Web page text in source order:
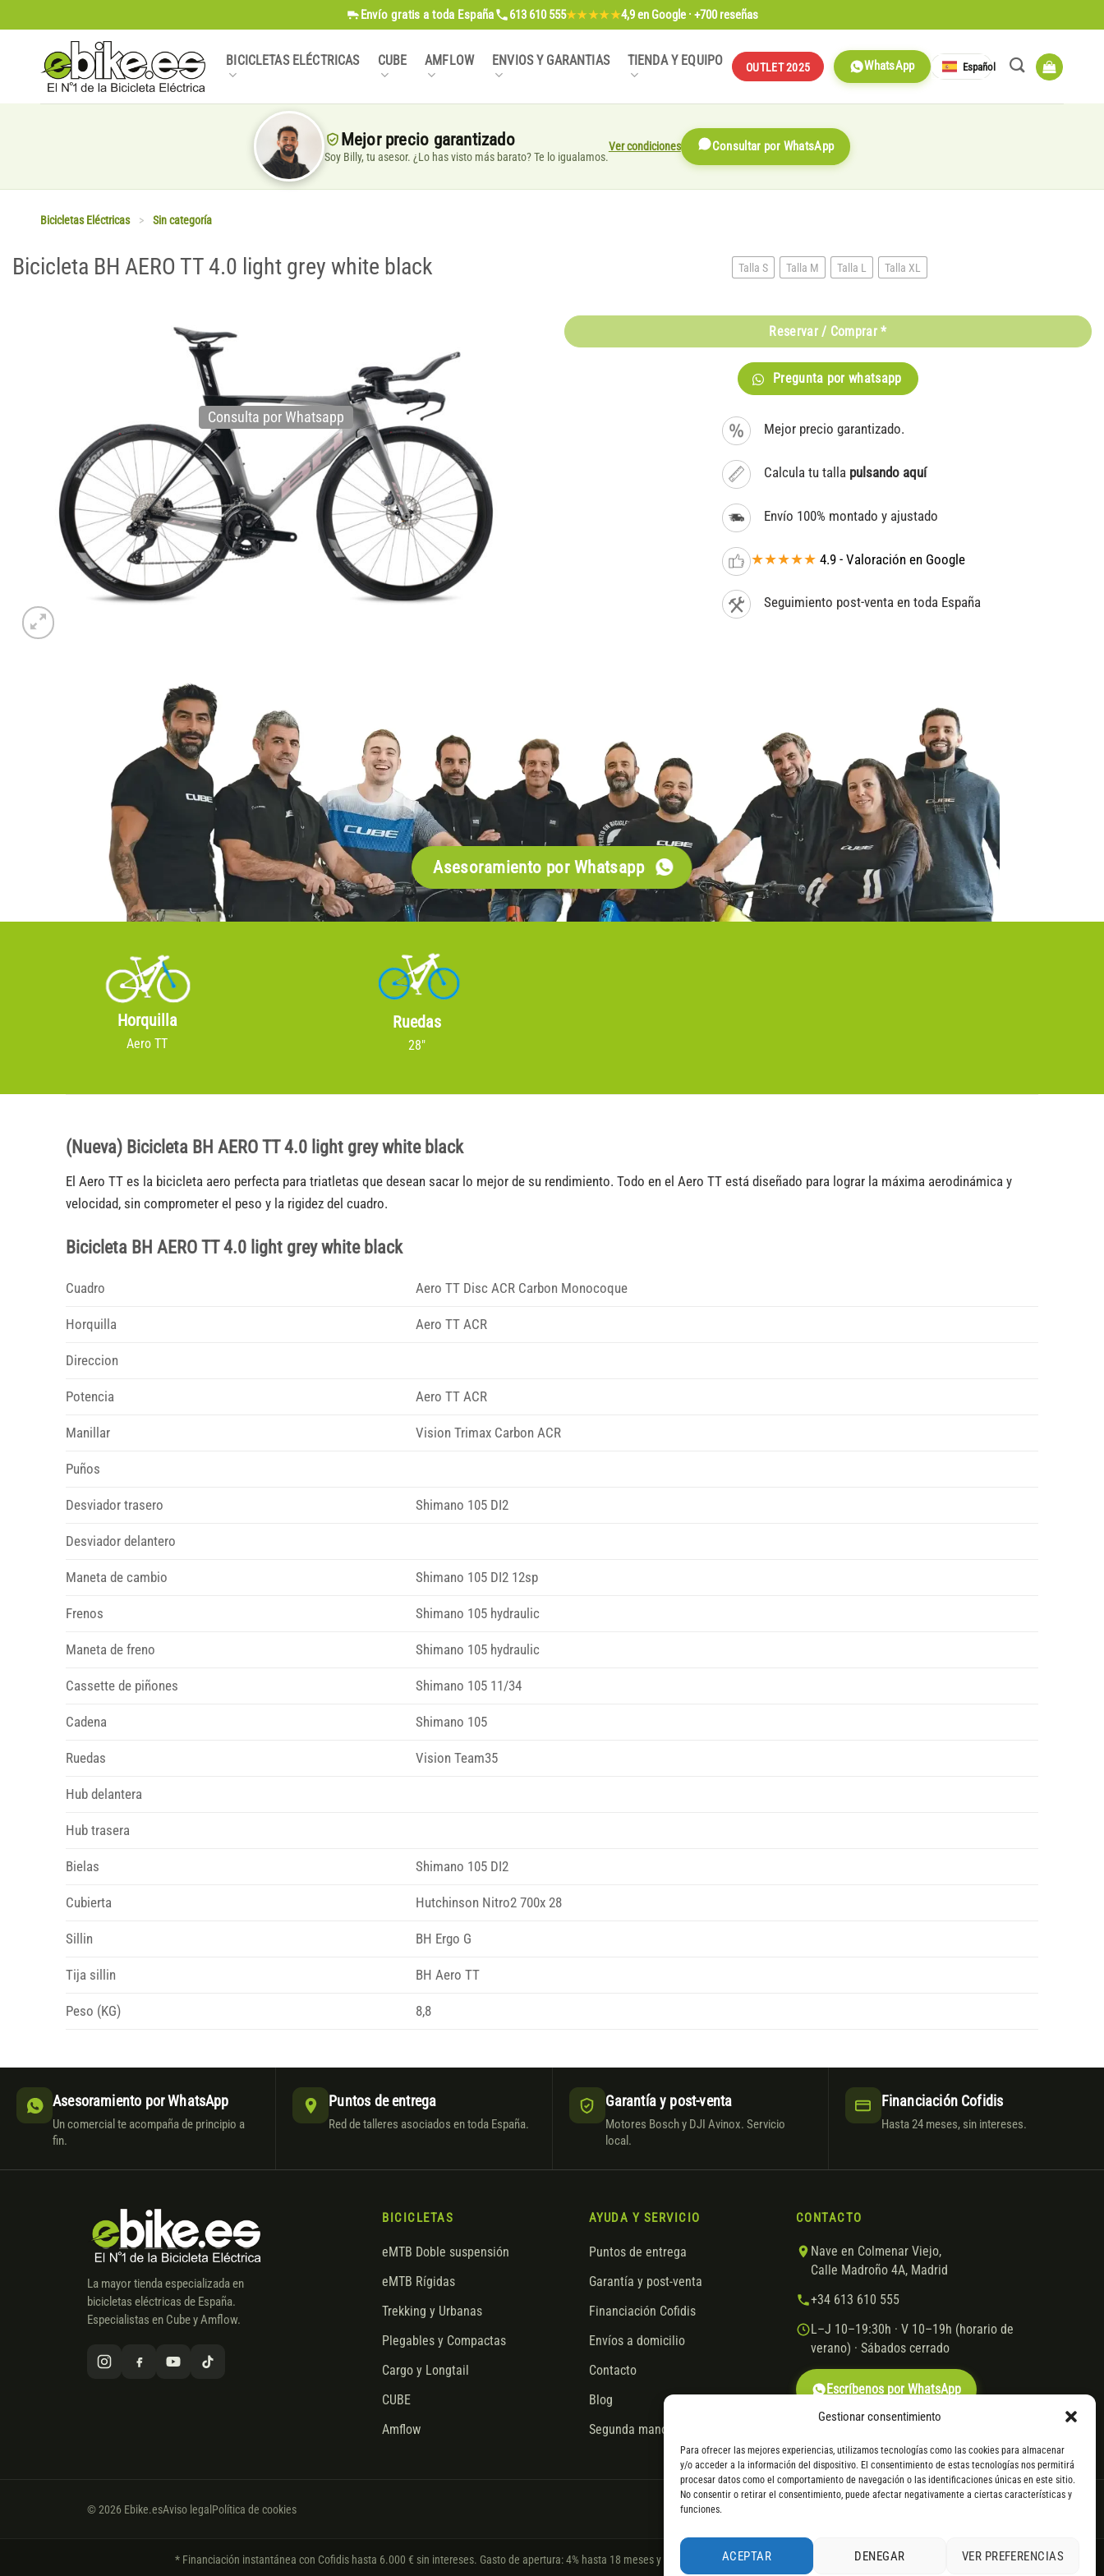
Gestionar consentimiento
Para ofrecer las mejores experiencias, utilizamos tecnologías como las cookies para almacenar
y/o acceder a la información del dispositivo. El consentimiento de estas tecnologías nos permitirá
procesar datos como el comportamiento de navegación o las identificaciones únicas en este sitio.
No consentir o retirar el consentimiento, puede afectar negativamente a ciertas características y
funciones.
ACEPTAR DENEGAR VER PREFERENCIAS
al
contenido
Envío gratis a toda España 613 610 555★★★★★4,9en Google · +700 reseñas
BICICLETAS ELÉCTRICAS CUBE AMFLOW ENVIOS Y GARANTIAS TIENDA Y EQUIPO OUTLET 2025 WhatsApp Español
Mejor precio garantizado
Soy Billy, tu asesor. ¿Lo has visto más barato? Te lo igualamos.
Ver condiciones Consultar por WhatsApp
Bicicletas Eléctricas > Sin categoría
Bicicleta BH AERO TT 4.0 light grey white black
Consulta por Whatsapp
Talla S Talla M Talla L Talla XL
Reservar / Comprar *
Pregunta por whatsapp
Mejor precio garantizado.
Calcula tu talla pulsando aquí
Envío 100% montado y ajustado
★★★★★ 4.9 - Valoración en Google
Seguimiento post-venta en toda España
Asesoramiento por Whatsapp
Horquilla
Aero TT
Ruedas
28"
(Nueva) Bicicleta BH AERO TT 4.0 light grey white black
El Aero TT es la bicicleta aero perfecta para triatletas que desean sacar lo mejor de su rendimiento. Todo en el Aero TT está diseñado para lograr la máxima aerodinámica y
velocidad, sin comprometer el peso y la rigidez del cuadro.
Bicicleta BH AERO TT 4.0 light grey white black
Cuadro Aero TT Disc ACR Carbon Monocoque
Horquilla Aero TT ACR
Direccion
Potencia Aero TT ACR
Manillar Vision Trimax Carbon ACR
Puños
Desviador trasero Shimano 105 DI2
Desviador delantero
Maneta de cambio Shimano 105 DI2 12sp
Frenos Shimano 105 hydraulic
Maneta de freno Shimano 105 hydraulic
Cassette de piñones Shimano 105 11/34
Cadena Shimano 105
Ruedas Vision Team35
Hub delantera
Hub trasera
Bielas Shimano 105 DI2
Cubierta Hutchinson Nitro2 700x 28
Sillin BH Ergo G
Tija sillin BH Aero TT
Peso (KG) 8,8
Asesoramiento por WhatsApp
Un comercial te acompaña de principio a
fin.
Puntos de entrega
Red de talleres asociados en toda España.
Garantía y post-venta
Motores Bosch y DJI Avinox. Servicio
local.
Financiación Cofidis
Hasta 24 meses, sin intereses.
La mayor tienda especializada en
bicicletas eléctricas de España.
Especialistas en Cube y Amflow.
BICICLETAS
eMTB Doble suspensión
eMTB Rígidas
Trekking y Urbanas
Plegables y Compactas
Cargo y Longtail
CUBE
Amflow
AYUDA Y SERVICIO
Puntos de entrega
Garantía y post-venta
Financiación Cofidis
Envíos a domicilio
Contacto
Blog
Segunda mano
CONTACTO
Nave en Colmenar Viejo,
Calle Madroño 4A, Madrid
+34 613 610 555
L–J 10–19:30h · V 10–19h (horario de
verano) · Sábados cerrado
Escríbenos por WhatsApp
© 2026 Ebike.esAviso legal Política de cookies
* Financiación instantánea con Cofidis hasta 6.000 € sin intereses. Gasto de apertura: 4% hasta 18 meses y 7% a 24 meses. Consulta todos los detallespor WhatsApp.